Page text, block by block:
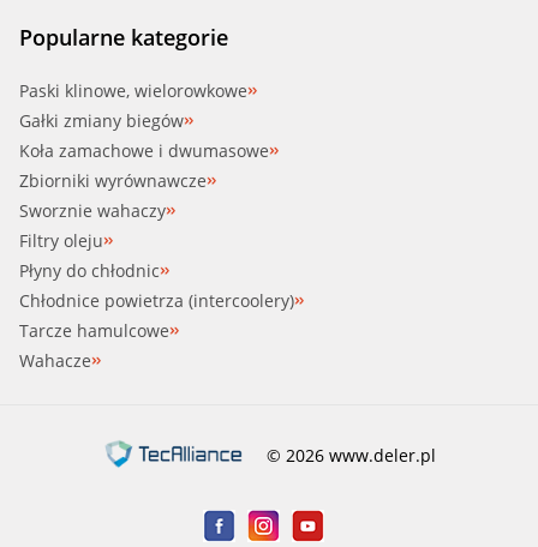
Popularne kategorie
Paski klinowe, wielorowkowe
Gałki zmiany biegów
Koła zamachowe i dwumasowe
Zbiorniki wyrównawcze
Sworznie wahaczy
Filtry oleju
Płyny do chłodnic
Chłodnice powietrza (intercoolery)
Tarcze hamulcowe
Wahacze
© 2026 www.deler.pl